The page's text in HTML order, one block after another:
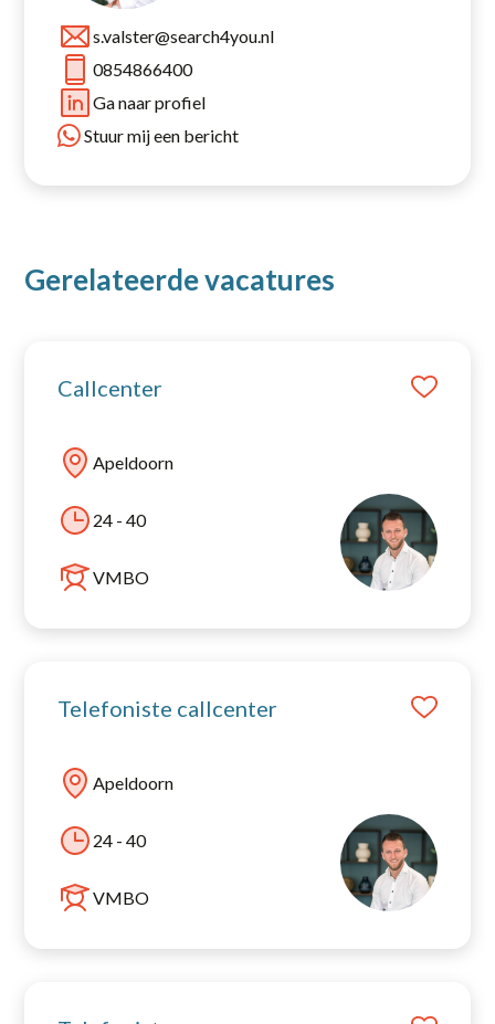
Contact
Open sollicitatie
s.valster@search4you.nl
0854866400
Ga naar profiel
Stuur mij een bericht
Gerelateerde vacatures
Callcenter
Apeldoorn
24 - 40
VMBO
Telefoniste callcenter
Apeldoorn
24 - 40
VMBO